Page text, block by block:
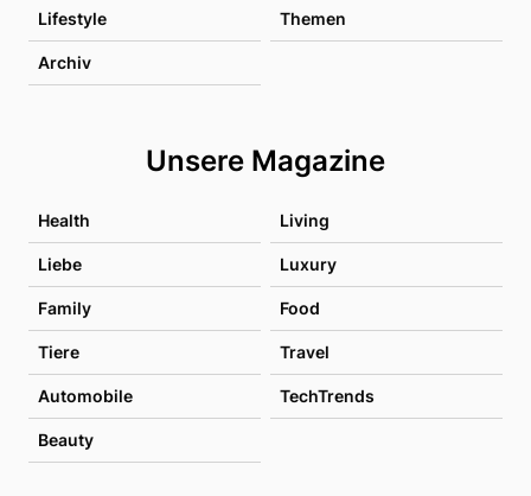
Lifestyle Themen
Archiv
Unsere Magazine
Health Living
Liebe Luxury
Family Food
Tiere Travel
Automobile TechTrends
Beauty